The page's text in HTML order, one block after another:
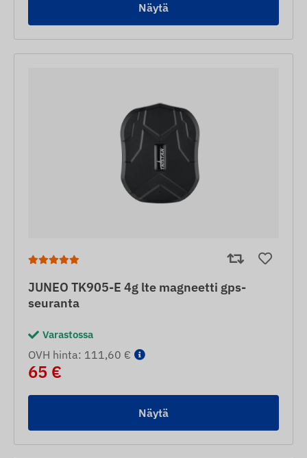
Näytä
JUNEO TK905-E 4g lte magneetti gps-
seuranta
Varastossa
OVH hinta: 111,60 €
65 €
Näytä